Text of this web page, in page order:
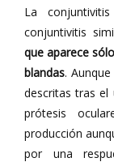
La
conjuntivitis
que aparece
blandas.
descritas tras el
prótesis
producción
por una